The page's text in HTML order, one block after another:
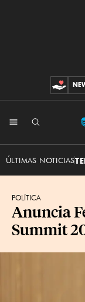
ÚLTIMAS NOTICIAS
POLÍTICA
Anuncia
Summit